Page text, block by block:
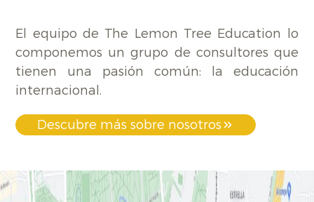
El equipo de The Lemon Tree Education lo
componemos un grupo de consultores que
tienen una pasión común: la educación
internacional.
Descubre más sobre nosotros